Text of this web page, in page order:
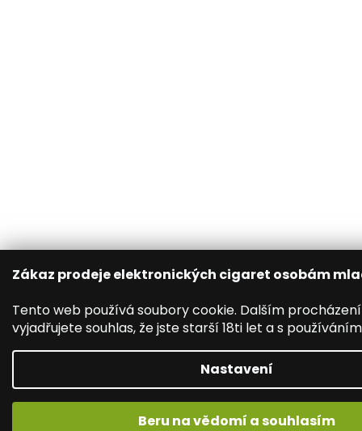
Zákaz prodeje elektronických cigaret osobám
Tento web používá soubory cookie. Dalším
vyjadřujete souhlas, že jste starší 18ti let a s
Nastavení
Beru na vědomí a souhlasím